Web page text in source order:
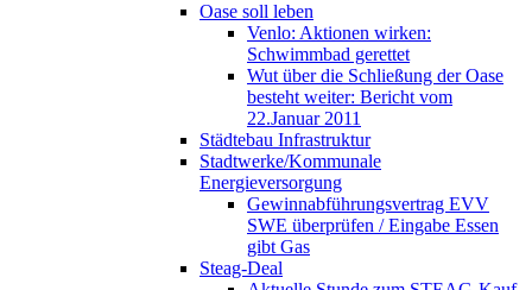
Oase soll leben
Venlo: Aktionen wirken:
Schwimmbad gerettet
Wut über die Schließung der Oase
besteht weiter: Bericht vom
22.Januar 2011
Städtebau Infrastruktur
Stadtwerke/Kommunale
Energieversorgung
Gewinnabführungsvertrag EVV
SWE überprüfen / Eingabe Essen
gibt Gas
Steag-Deal